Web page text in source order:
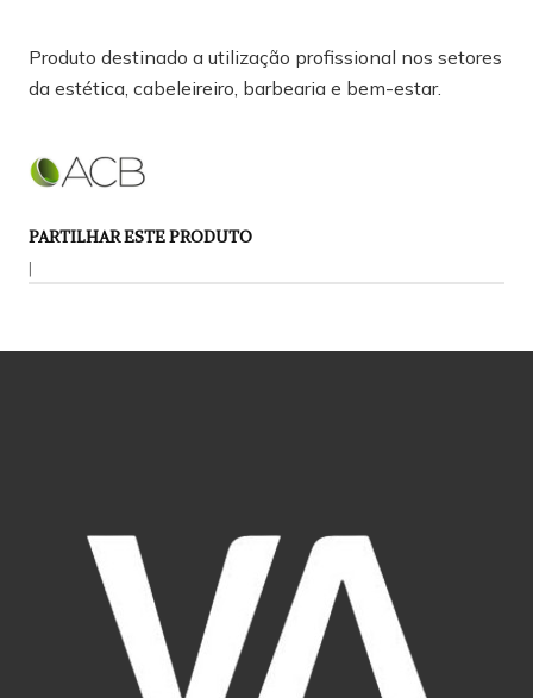
Produto destinado a utilização profissional nos setores
da estética, cabeleireiro, barbearia e bem-estar.
PARTILHAR ESTE PRODUTO
|